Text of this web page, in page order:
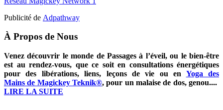
Publicité de Adpathway
À Propos de Nous
Venez découvrir le monde de Passages à l’éveil, ou le bien-être
est au rendez-vous, que ce soit en consultations énergétiques
pour des libérations, liens, leçons de vie ou en Yoga des
Mains de Magickey Teknik®, pour un malaise de dos, genou....
LIRE LA SUITE